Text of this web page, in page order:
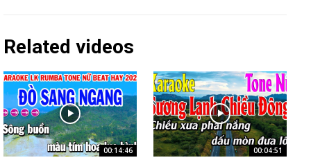
Related videos
00:14:46 00:04:51